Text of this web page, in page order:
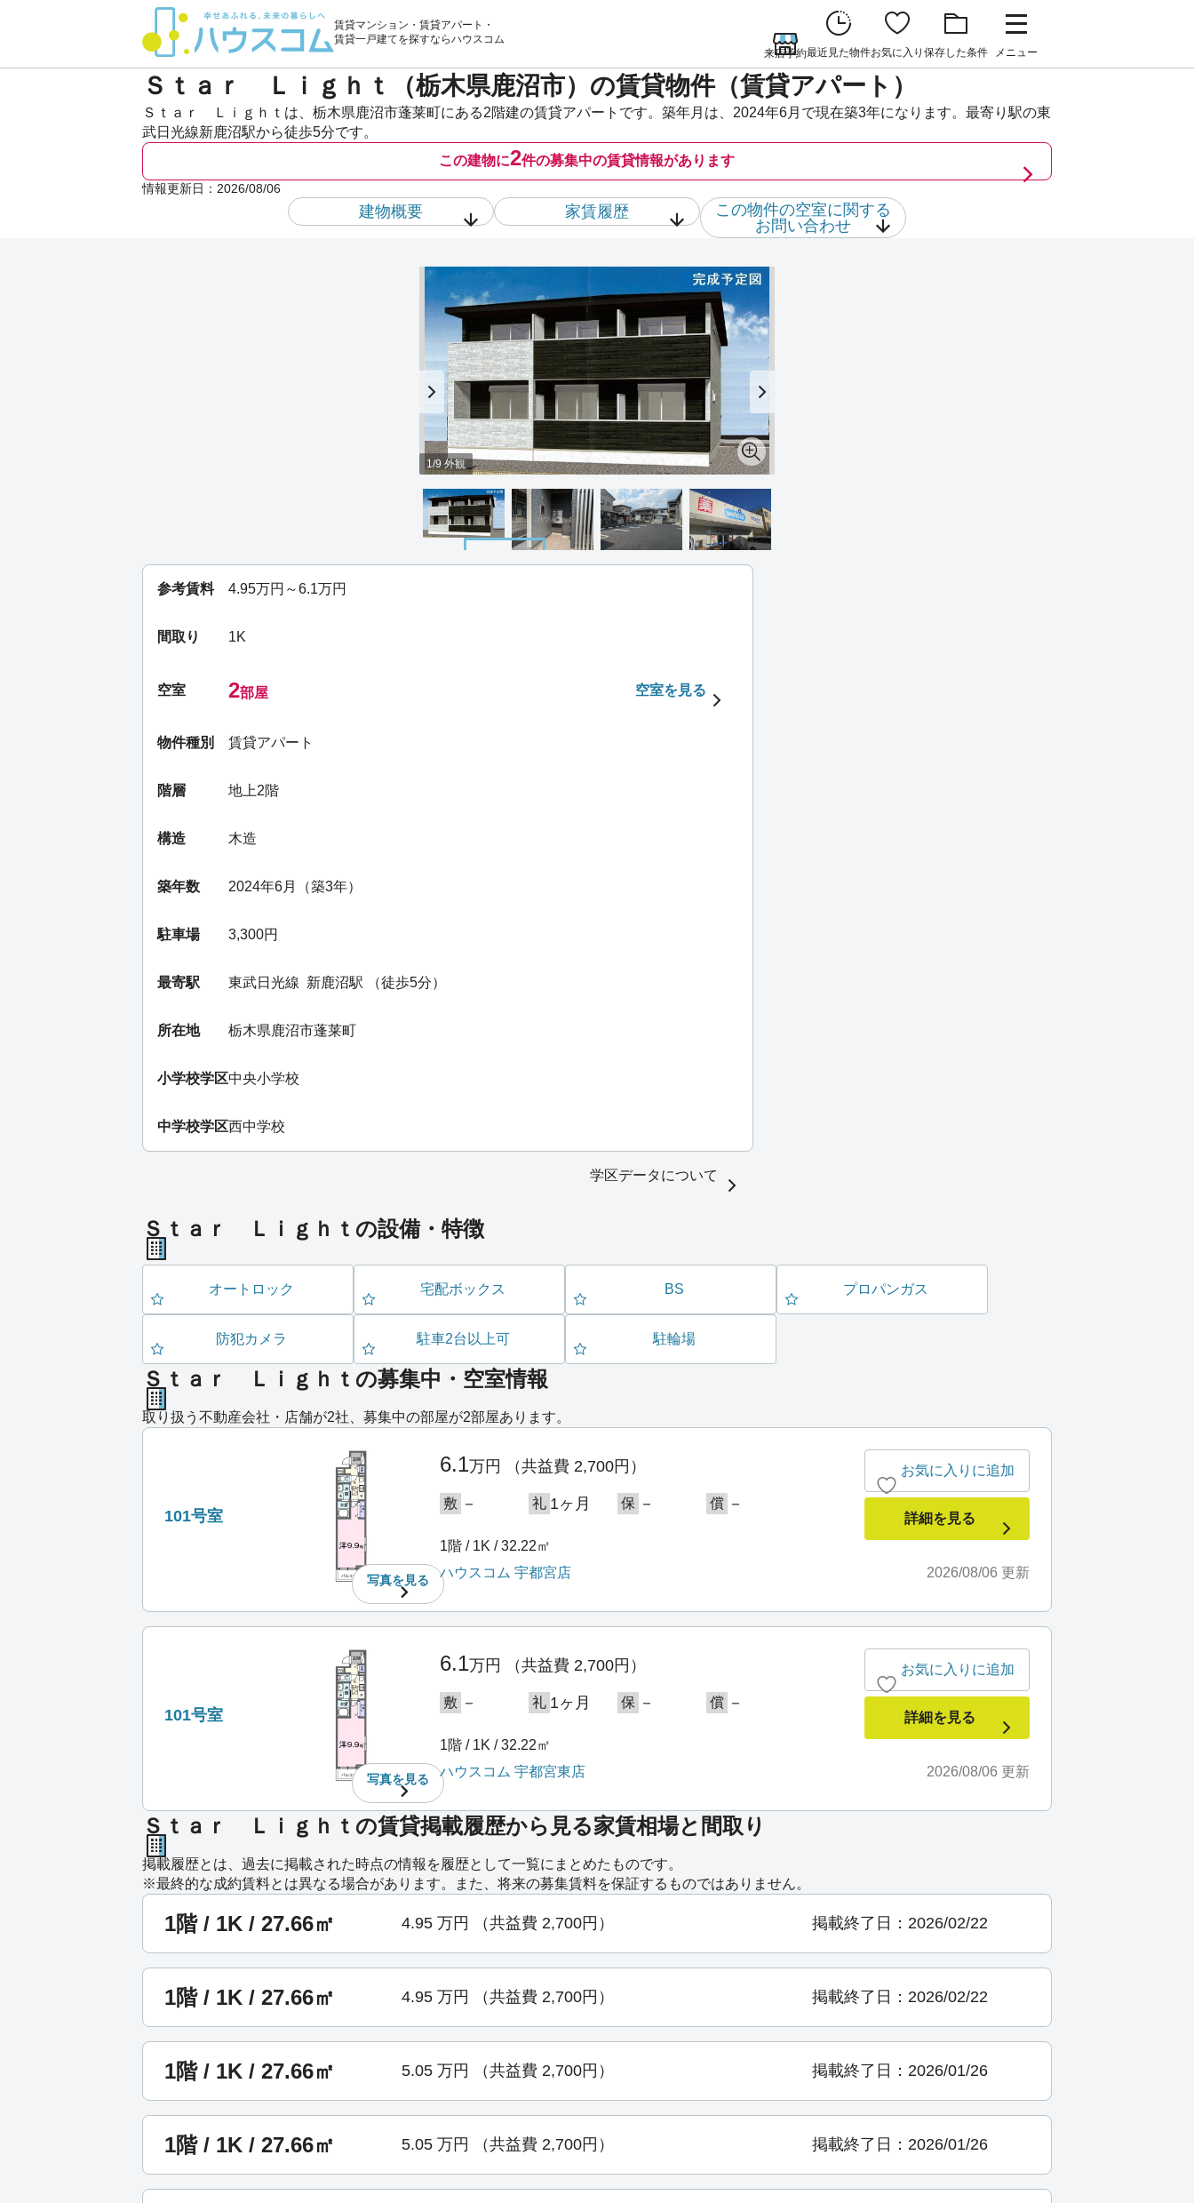
賃貸マンション・賃貸アパート・
賃貸一戸建てを探すならハウスコム
来店予約最近見た物件お気に入り 保存した条件 メニュー
Ｓｔａｒ Ｌｉｇｈｔ（栃木県鹿沼市）の賃貸物件（賃貸アパート）
Ｓｔａｒ Ｌｉｇｈｔは、栃木県鹿沼市蓬莱町にある2階建の賃貸アパートです。築年月は、2024年6月で現在築3年になります。最寄り駅の東
武日光線新鹿沼駅から徒歩5分です。
この建物に2件の募集中の賃貸情報があります
情報更新日： 2026/08/06
建物概要 家賃履歴
この物件の空室に関する
お問い合わせ
1/9 外観
参考賃料 4.95万円～6.1万円
間取り 1K
空室 2部屋 空室を見る
物件種別 賃貸アパート
階層 地上2階
構造 木造
築年数 2024年6月（築3年）
駐車場 3,300円
最寄駅 東武日光線 新鹿沼駅 （徒歩5分）
所在地 栃木県鹿沼市蓬莱町
小学校学区中央小学校
中学校学区西中学校
学区データについて
Ｓｔａｒ Ｌｉｇｈｔの設備・特徴
オートロック 宅配ボックス BS プロパンガス
防犯カメラ 駐車2台以上可 駐輪場
Ｓｔａｒ Ｌｉｇｈｔの募集中・空室情報
取り扱う不動産会社・店舗が2社、募集中の部屋が2部屋あります。
101号室
写真を見る
6.1万円 （共益費 2,700円）
敷 － 礼 1ヶ月 保 － 償 －
1階 / 1K / 32.22㎡
2026/08/06 更新
ハウスコム 宇都宮店
お気に入りに追加
詳細を見る
101号室
写真を見る
6.1万円 （共益費 2,700円）
敷 － 礼 1ヶ月 保 － 償 －
1階 / 1K / 32.22㎡
2026/08/06 更新
ハウスコム 宇都宮東店
お気に入りに追加
詳細を見る
Ｓｔａｒ Ｌｉｇｈｔの賃貸掲載履歴から見る家賃相場と間取り
掲載履歴とは、過去に掲載された時点の情報を履歴として一覧にまとめたものです。
※最終的な成約賃料とは異なる場合があります。また、将来の募集賃料を保証するものではありません。
1階 / 1K / 27.66㎡ 4.95 万円 （共益費 2,700円） 掲載終了日：2026/02/22
1階 / 1K / 27.66㎡ 4.95 万円 （共益費 2,700円） 掲載終了日：2026/02/22
1階 / 1K / 27.66㎡ 5.05 万円 （共益費 2,700円） 掲載終了日：2026/01/26
1階 / 1K / 27.66㎡ 5.05 万円 （共益費 2,700円） 掲載終了日：2026/01/26